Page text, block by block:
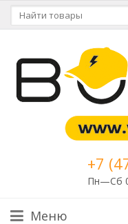
+7
Пн—Сб
Меню